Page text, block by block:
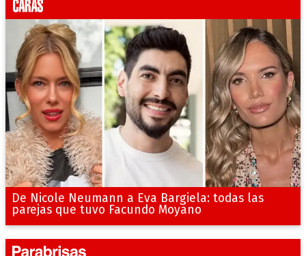
De Nicole Neumann a Eva Bargiela: todas las
parejas que tuvo Facundo Moyano